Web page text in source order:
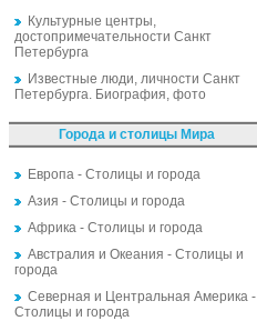
Культурные центры,
достопримечательности Санкт
Петербурга
Известные люди, личности Санкт
Петербурга. Биография, фото
Города и столицы Мира
Европа - Столицы и города
Азия - Столицы и города
Африка - Столицы и города
Австралия и Океания - Столицы и
города
Северная и Центральная Америка -
Столицы и города